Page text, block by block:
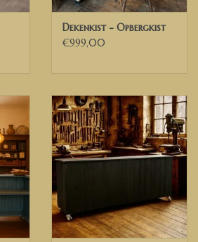
Dekenkist - Opbergkist
€999,00